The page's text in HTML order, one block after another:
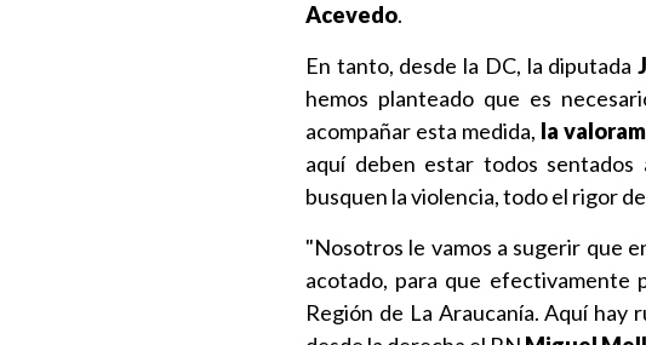
Acevedo.
En tanto, desde la DC, la diputada
hemos planteado que es
acompañar esta medida, la
aquí deben estar todos
busquen la violencia, todo el rigor de
"Nosotros le vamos a sugerir que
acotado, para que efectivamente
Región de La Araucanía. Aquí hay